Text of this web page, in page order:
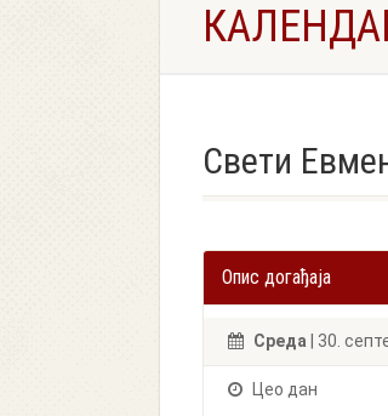
Свети
Опис догађаја
Cреда | 30.
Цео дан